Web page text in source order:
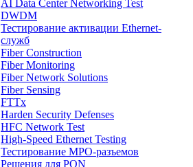
AI Data Center Networking Test
DWDM
Тестирование активации Ethernet-
служб
Fiber Construction
Fiber Monitoring
Fiber Network Solutions
Fiber Sensing
FTTx
Harden Security Defenses
HFC Network Test
High-Speed Ethernet Testing
Тестирование МРО-разъемов
Решения для PON